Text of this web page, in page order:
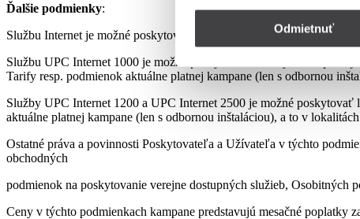
Odmietnuť
Ďalšie podmienky:
Službu Internet je možné poskytovať len s využitím prenajatého,
Službu UPC Internet 1000 je možné poskytovať len s využitím
Tarify resp. podmienok aktuálne platnej kampane (len s odbornou
Služby UPC Internet 1200 a UPC Internet 2500 je možné
aktuálne platnej kampane (len s odbornou inštaláciou), a to v
Ostatné práva a povinnosti Poskytovateľa a Užívateľa v týchto
obchodných
podmienok na poskytovanie verejne dostupných služieb,
Ceny v týchto podmienkach kampane predstavujú mesačné